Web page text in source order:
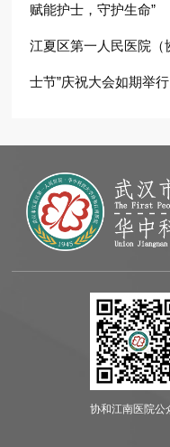
赋能护士，守护生命”
江夏区第一人民医院（
士节”庆祝大会如期举行
协和江南医院公